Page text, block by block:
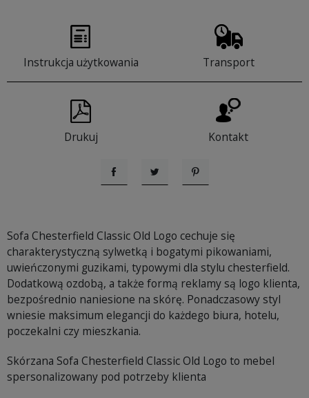
Instrukcja użytkowania Transport
Drukuj Kontakt
UdostępnijTweetujPinterest
Sofa Chesterfield Classic Old Logo cechuje się
charakterystyczną sylwetką i bogatymi pikowaniami,
uwieńczonymi guzikami, typowymi dla stylu chesterfield.
Dodatkową ozdobą, a także formą reklamy są logo klienta,
bezpośrednio naniesione na skórę. Ponadczasowy styl
wniesie maksimum elegancji do każdego biura, hotelu,
poczekalni czy mieszkania.
Skórzana Sofa Chesterfield Classic Old Logo to mebel
spersonalizowany pod potrzeby klienta